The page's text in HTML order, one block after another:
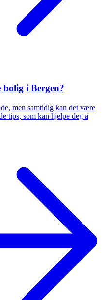
i Bergen?
men samtidig kan det være
tips, som kan hjelpe deg å